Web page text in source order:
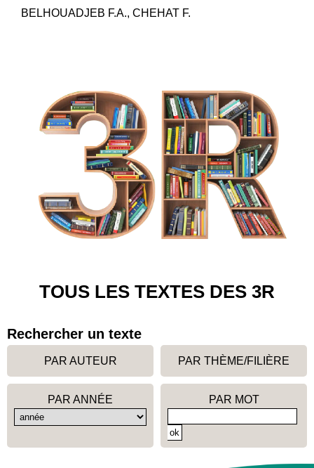
BELHOUADJEB F.A., CHEHAT F.
TOUS LES TEXTES DES 3R
Rechercher un texte
PAR AUTEUR PAR THÈME/FILIÈRE
PAR ANNÉE PAR MOT